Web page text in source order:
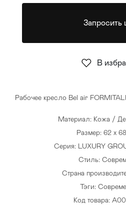
Рабочее кресло Bel air
Материал: Кожа /
Размер: 62 x
Серия: LUXURY
Стиль:
Страна
Тэги:
Код товара:
Запросить
В